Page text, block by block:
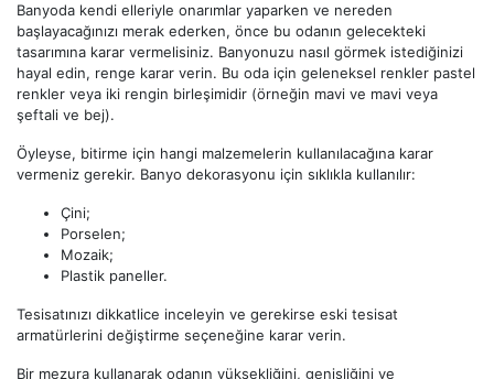
Banyoda kendi elleriyle onarımlar yaparken ve nereden
başlayacağınızı merak ederken, önce bu odanın gelecekteki
tasarımına karar vermelisiniz. Banyonuzu nasıl görmek istediğinizi
hayal edin, renge karar verin. Bu oda için geleneksel renkler pastel
renkler veya iki rengin birleşimidir (örneğin mavi ve mavi veya
şeftali ve bej).
Öyleyse, bitirme için hangi malzemelerin kullanılacağına karar
vermeniz gerekir. Banyo dekorasyonu için sıklıkla kullanılır:
Çini;
Porselen;
Mozaik;
Plastik paneller.
Tesisatınızı dikkatlice inceleyin ve gerekirse eski tesisat
armatürlerini değiştirme seçeneğine karar verin.
Bir mezura kullanarak odanın yüksekliğini, genişliğini ve